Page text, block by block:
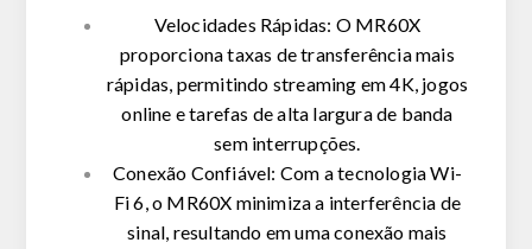
Velocidades Rápidas: O MR60X
proporciona taxas de transferência mais
rápidas, permitindo streaming em 4K, jogos
online e tarefas de alta largura de banda
sem interrupções.
Conexão Confiável: Com a tecnologia Wi-
Fi 6, o MR60X minimiza a interferência de
sinal, resultando em uma conexão mais